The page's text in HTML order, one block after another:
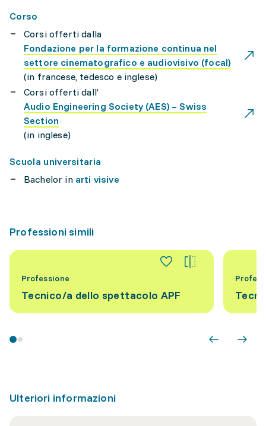
Corso
Corsi offerti dalla
Fondazione per la formazione continua nel
settore cinematografico e audiovisivo (focal)
(in francese, tedesco e inglese)
Corsi offerti dall’
Audio Engineering Society (AES) – Swiss
Section
(in inglese)
Scuola universitaria
Bachelor in arti visive
Professioni simili
Professione
Tecnico/a dello spettacolo APF
Ulteriori informazioni